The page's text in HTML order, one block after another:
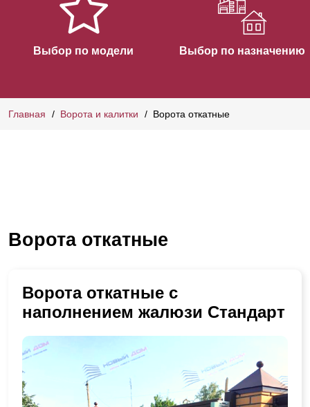
Выбор по модели Выбор по назначению
Главная Ворота и калитки Ворота откатные
Ворота откатные
Ворота откатные с
наполнением жалюзи Стандарт